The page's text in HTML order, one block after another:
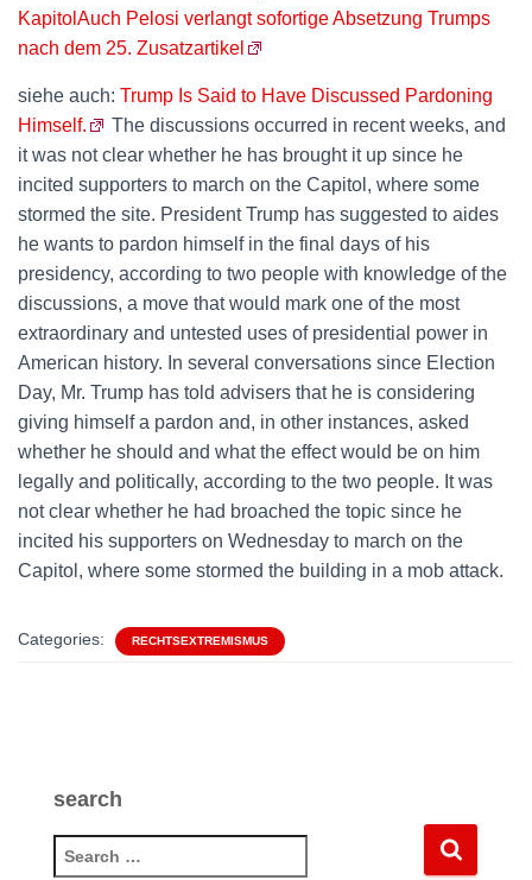
KapitolAuch Pelosi verlangt sofortige Absetzung Trumps
nach dem 25. Zusatzartikel
siehe auch: Trump Is Said to Have Discussed Pardoning
Himself.
The discussions occurred in recent weeks, and
it was not clear whether he has brought it up since he
incited supporters to march on the Capitol, where some
stormed the site. President Trump has suggested to aides
he wants to pardon himself in the final days of his
presidency, according to two people with knowledge of the
discussions, a move that would mark one of the most
extraordinary and untested uses of presidential power in
American history. In several conversations since Election
Day, Mr. Trump has told advisers that he is considering
giving himself a pardon and, in other instances, asked
whether he should and what the effect would be on him
legally and politically, according to the two people. It was
not clear whether he had broached the topic since he
incited his supporters on Wednesday to march on the
Capitol, where some stormed the building in a mob attack.
Categories: RECHTSEXTREMISMUS
search
e